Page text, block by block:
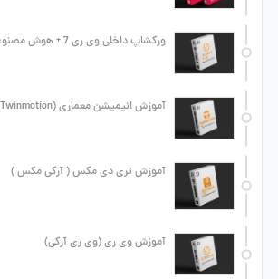
ورکشاپ داخلی وی ری 7 + هوش مصنوعی
آموزش انیمیشن معماری (Mr.Twinmotion)
آموزش تری دی مکس ( آرکی مکس )
آموزش وی ری (وی ری آرکی)